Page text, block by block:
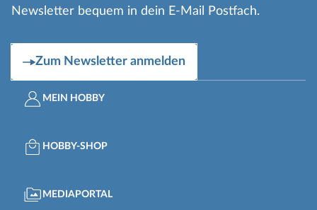
Newsletter bequem in dein E-Mail Postfach.
Zum Newsletter anmelden
MEIN HOBBY
HOBBY-SHOP
MEDIAPORTAL